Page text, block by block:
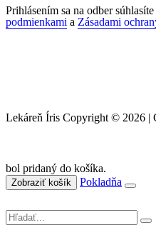
Prihlásením sa na odber
podmienkami a Zásadami
Lekáreň Íris Copyright © 2026 |
bol pridaný do košíka.
Zobraziť košík Pokladňa